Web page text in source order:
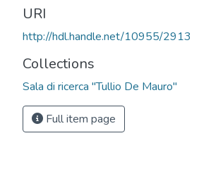
URI
http://hdl.handle.net/10955/2913
Collections
Sala di ricerca "Tullio De Mauro"
Full item page